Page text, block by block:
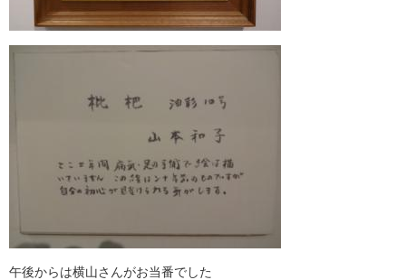
午後からは横山さんがお当番でした